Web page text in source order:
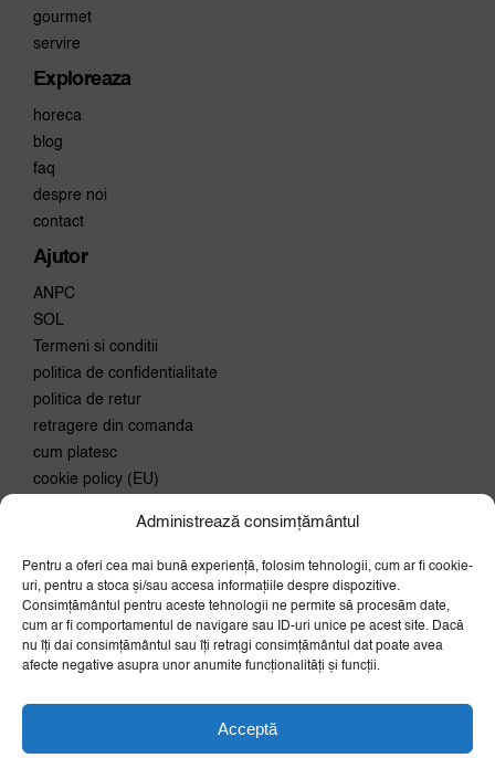
Administrează consimțământul
Pentru a oferi cea mai bună experiență, folosim tehnologii, cum ar fi cookie-
uri, pentru a stoca și/sau accesa informațiile despre dispozitive.
Consimțământul pentru aceste tehnologii ne permite să procesăm date,
cum ar fi comportamentul de navigare sau ID-uri unice pe acest site. Dacă
nu îți dai consimțământul sau îți retragi consimțământul dat poate avea
afecte negative asupra unor anumite funcționalități și funcții.
Acceptă
gourmet
servire
Exploreaza
horeca
blog
faq
despre noi
contact
Ajutor
ANPC
SOL
Termeni si conditii
politica de confidentialitate
politica de retur
retragere din comanda
cum platesc
cookie policy (EU)
Aboneaza-te la newsletter si
primeste 10% discount la prima
comanda.